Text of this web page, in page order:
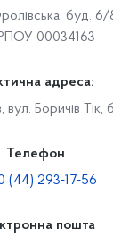
буд.
00034163
адреса:
вул. Боричів Тік,
Телефон
(44) 293-17-56
пошта